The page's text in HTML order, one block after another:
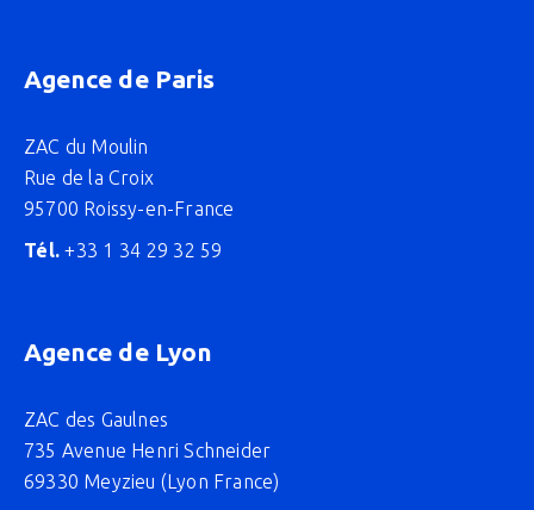
Agence de Paris
ZAC du Moulin
Rue de la Croix
95700 Roissy-en-France
Tél. +33 1 34 29 32 59
Agence de Lyon
ZAC des Gaulnes
735 Avenue Henri Schneider
69330 Meyzieu (Lyon France)